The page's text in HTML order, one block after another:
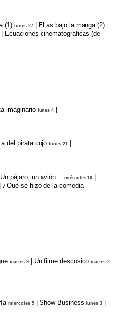
(1) lunes 27 El as bajo la manga (2)
Ecuaciones cinematográficas (de
imaginario lunes 4
del pirata cojo lunes 21
Un pájaro, un avión… miércoles 19
¿Qué se hizo de la comedia
martes 9 Un filme descosido martes 2
miércoles 5 Show Business lunes 3